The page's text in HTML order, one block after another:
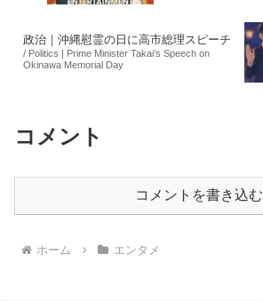
政治｜沖縄慰霊の日に高市総理スピーチ
/ Politics | Prime Minister Takai’s Speech on
Okinawa Memorial Day
コメント
コメントを書き込む
ホーム エンタメ